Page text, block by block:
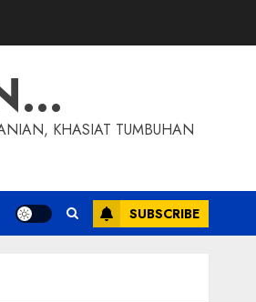
KHASIAT TUMBUHAN
SUBSCRIBE